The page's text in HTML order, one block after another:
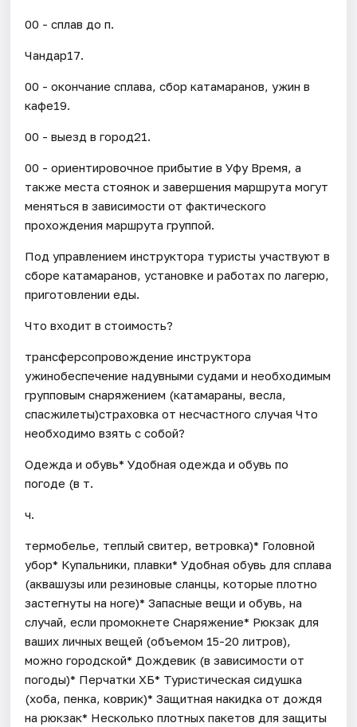
00 - сплав до п.
Чандар17.
00 - окончание сплава, сбор катамаранов, ужин в
кафе19.
00 - выезд в город21.
00 - ориентировочное прибытие в Уфу Время, а
также места стоянок и завершения маршрута могут
меняться в зависимости от фактического
прохождения маршрута группой.
Под управлением инструктора туристы участвуют в
сборе катамаранов, установке и работах по лагерю,
приготовлении еды.
Что входит в стоимость?
трансферсопровождение инструктора
ужинобеспечение надувными судами и необходимым
групповым снаряжением (катамараны, весла,
спасжилеты)страховка от несчастного случая Что
необходимо взять с собой?
Одежда и обувь* Удобная одежда и обувь по
погоде (в т.
ч.
термобелье, теплый свитер, ветровка)* Головной
убор* Купальники, плавки* Удобная обувь для сплава
(аквашузы или резиновые сланцы, которые плотно
застегнуты на ноге)* Запасные вещи и обувь, на
случай, если промокнете Снаряжение* Рюкзак для
ваших личных вещей (объемом 15-20 литров),
можно городской* Дождевик (в зависимости от
погоды)* Перчатки ХБ* Туристическая сидушка
(хоба, пенка, коврик)* Защитная накидка от дождя
на рюкзак* Несколько плотных пакетов для защиты